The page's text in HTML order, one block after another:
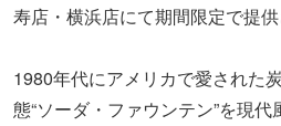
寿店・横浜店にて期間限定で提供
1980年代にアメリカで愛された
態“ソーダ・ファウンテン”を現